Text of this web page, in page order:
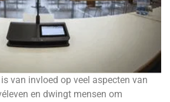
van invloed op veel aspecten van
en dwingt mensen om